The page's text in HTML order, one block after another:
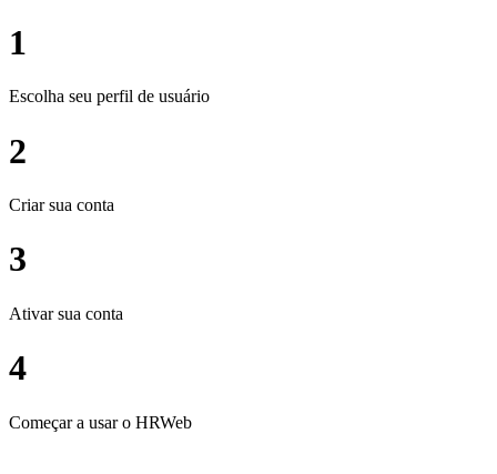
1
Escolha seu perfil de usuário
2
Criar sua conta
3
Ativar sua conta
4
Começar a usar o HRWeb